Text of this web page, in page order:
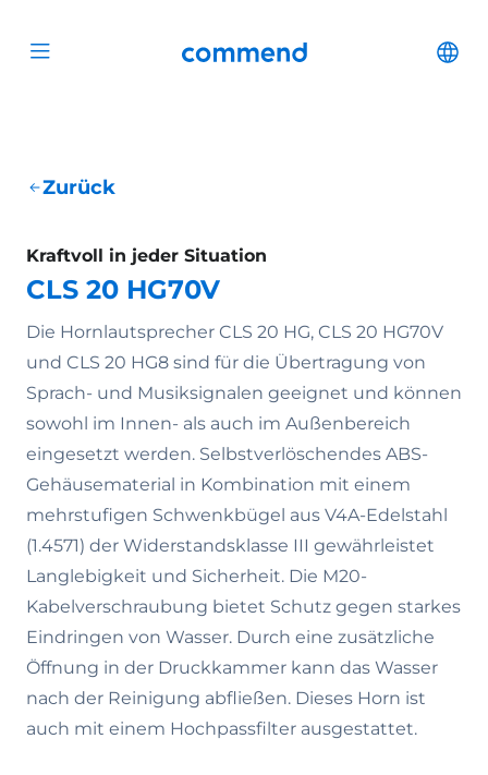
Open menu Commend
Zurück
Kraftvoll in jeder Situation
CLS 20 HG70V
Die Hornlautsprecher CLS 20 HG, CLS 20 HG70V
und CLS 20 HG8 sind für die Übertragung von
Sprach- und Musiksignalen geeignet und können
sowohl im Innen- als auch im Außenbereich
eingesetzt werden. Selbstverlöschendes ABS-
Gehäusematerial in Kombination mit einem
mehrstufigen Schwenkbügel aus V4A-Edelstahl
(1.4571) der Widerstandsklasse III gewährleistet
Langlebigkeit und Sicherheit. Die M20-
Kabelverschraubung bietet Schutz gegen starkes
Eindringen von Wasser. Durch eine zusätzliche
Öffnung in der Druckkammer kann das Wasser
nach der Reinigung abfließen. Dieses Horn ist
auch mit einem Hochpassfilter ausgestattet.